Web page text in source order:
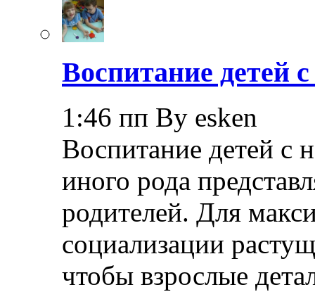
Воспитание детей
1:46 пп By esken
Воспитание детей с
иного рода
родителей. Для
социализации
чтобы взрослые